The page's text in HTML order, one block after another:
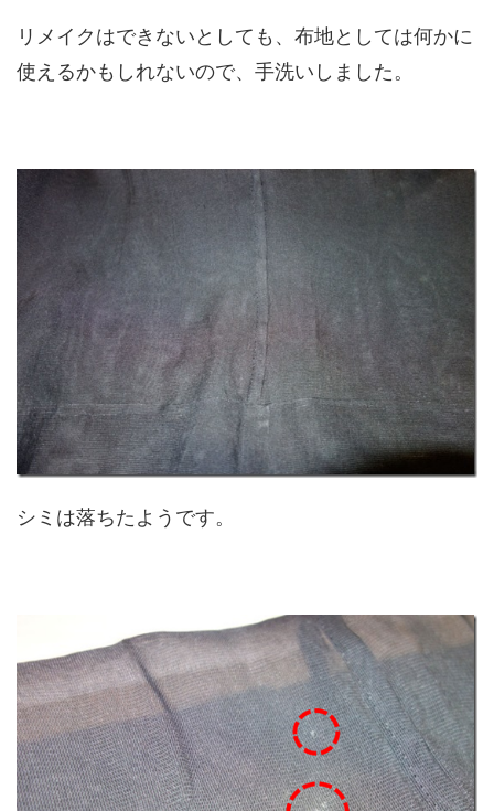
リメイクはできないとしても、布地としては何かに
使えるかもしれないので、手洗いしました。
シミは落ちたようです。